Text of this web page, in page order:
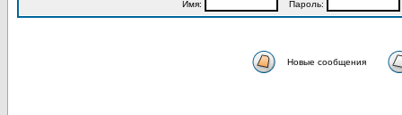
Имя: Пароль:
Новые сообщения